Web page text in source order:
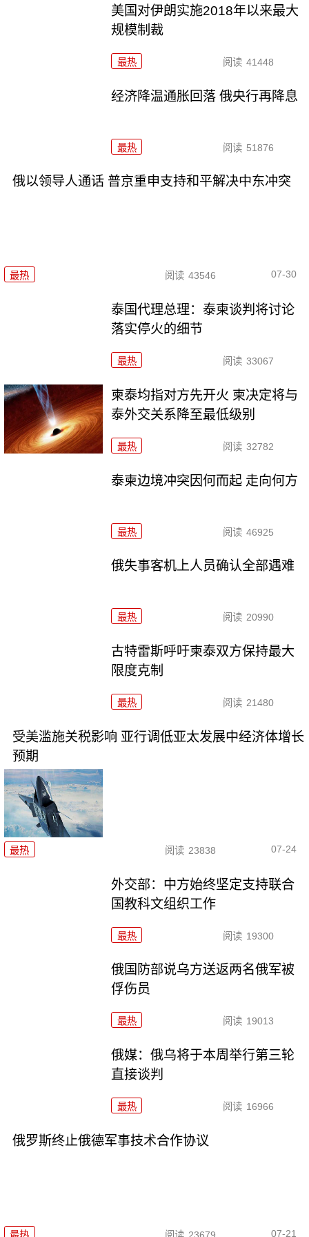
美国对伊朗实施2018年以来最大
规模制裁
最热 阅读 41448
经济降温通胀回落 俄央行再降息
最热 阅读 51876
俄以领导人通话 普京重申支持和平解决中东冲突
最热 阅读 43546 07-30
泰国代理总理：泰柬谈判将讨论
落实停火的细节
最热 阅读 33067
柬泰均指对方先开火 柬决定将与
泰外交关系降至最低级别
最热 阅读 32782
泰柬边境冲突因何而起 走向何方
最热 阅读 46925
俄失事客机上人员确认全部遇难
最热 阅读 20990
古特雷斯呼吁柬泰双方保持最大
限度克制
最热 阅读 21480
受美滥施关税影响 亚行调低亚太发展中经济体增长
预期
最热 阅读 23838 07-24
外交部：中方始终坚定支持联合
国教科文组织工作
最热 阅读 19300
俄国防部说乌方送返两名俄军被
俘伤员
最热 阅读 19013
俄媒：俄乌将于本周举行第三轮
直接谈判
最热 阅读 16966
俄罗斯终止俄德军事技术合作协议
最热 阅读 23679 07-21